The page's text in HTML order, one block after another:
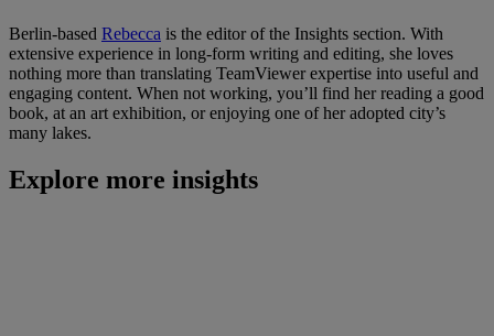
Berlin-based Rebecca is the editor of the Insights section. With
extensive experience in long-form writing and editing, she loves
nothing more than translating TeamViewer expertise into useful and
engaging content. When not working, you’ll find her reading a good
book, at an art exhibition, or enjoying one of her adopted city’s
many lakes.
Explore more insights